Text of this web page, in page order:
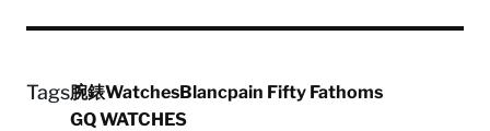
Tags腕錶WatchesBlancpain Fifty Fathoms
GQ WATCHES